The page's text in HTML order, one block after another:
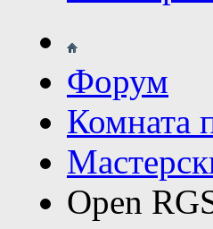
Форум
Комната
Open